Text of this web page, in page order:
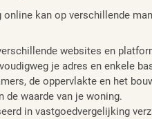
kan op verschillende
websites en
je adres en enkele
de oppervlakte en het
de waarde van je woning.
in vastgoedvergelijking